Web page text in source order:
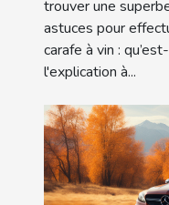
trouver une
astuces pour
carafe à vin :
l'explication à...